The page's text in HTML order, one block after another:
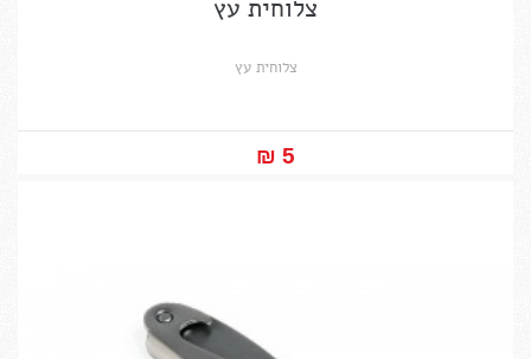
צלוחית עץ
צלוחית עץ
5 ₪‎